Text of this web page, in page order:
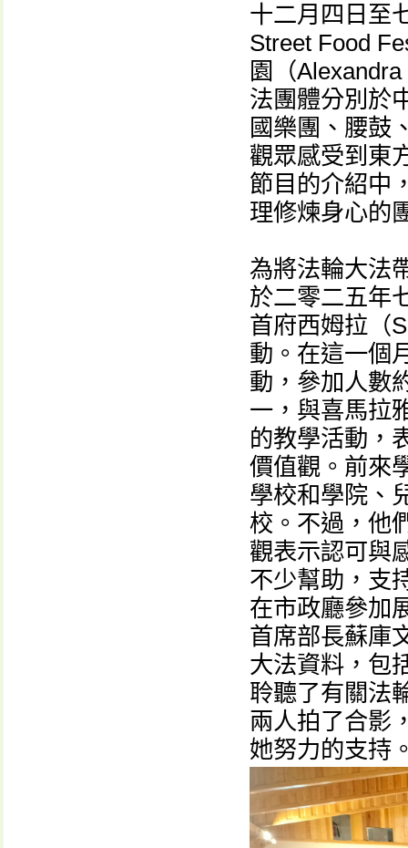
十二月四日至
Street Food
園（
法團體分別於
國樂團、腰鼓
觀眾感受到東
節目的介紹中
理修煉身心的
為將法輪大法
於二零二五年
首府西姆拉（
動。在這一個
動，參加人數
一，與喜馬拉
的教學活動，
價值觀。前來
學校和學院、
校。不過，他
觀表示認可與
不少幫助，支
在市政廳參加
首席部長蘇庫
大法資料，包
聆聽了有關法
兩人拍了合影
她努力的支持